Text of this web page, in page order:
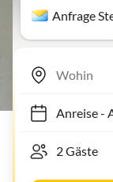
Anfrage
Anreise-